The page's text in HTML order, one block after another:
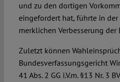
und zu den dortigen
eingefordert hat, führte in
merklichen Verbesserung der
Zuletzt können
Bundesverfassungsgericht
41 Abs. 2 GG i.V.m. §13 Nr. 3